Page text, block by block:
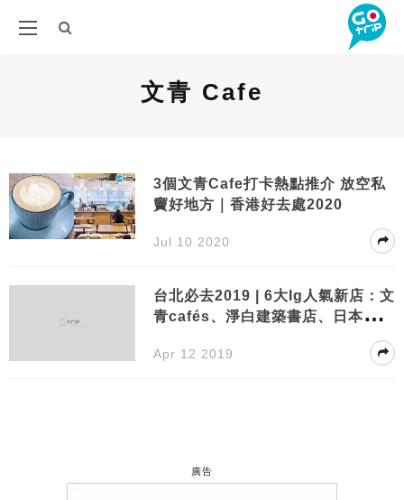
文青 Cafe
3個文青Cafe打卡熱點推介 放空私
竇好地方｜香港好去處2020
Jul 10 2020
台北必去2019 | 6大Ig人氣新店：文
青cafés、淨白建築書店、日本過江
Apr 12 2019
廣告